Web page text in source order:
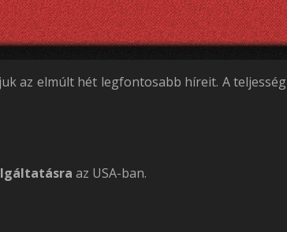
az elmúlt hét legfontosabb híreit. A teljesség
az USA-ban.